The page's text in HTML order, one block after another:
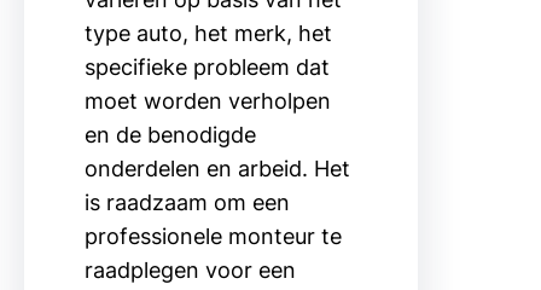
type auto, het merk, het
specifieke probleem dat
moet worden verholpen
en de benodigde
onderdelen en arbeid. Het
is raadzaam om een
professionele monteur te
raadplegen voor een